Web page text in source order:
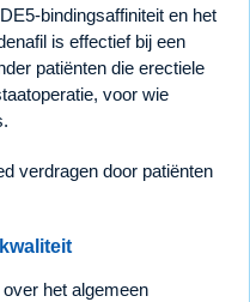
bindingsaffiniteit en het
is effectief bij een
patiënten die erectiele
voor wie
verdragen door patiënten
het algemeen